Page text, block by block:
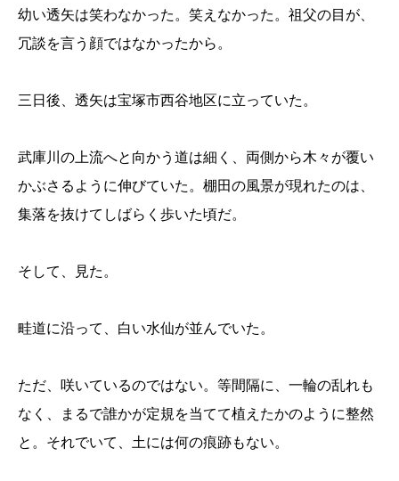
幼い透矢は笑わなかった。笑えなかった。祖父の目が、
冗談を言う顔ではなかったから。
三日後、透矢は宝塚市西谷地区に立っていた。
武庫川の上流へと向かう道は細く、両側から木々が覆い
かぶさるように伸びていた。棚田の風景が現れたのは、
集落を抜けてしばらく歩いた頃だ。
そして、見た。
畦道に沿って、白い水仙が並んでいた。
ただ、咲いているのではない。等間隔に、一輪の乱れも
なく、まるで誰かが定規を当てて植えたかのように整然
と。それでいて、土には何の痕跡もない。